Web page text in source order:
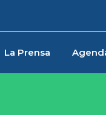
La Prensa